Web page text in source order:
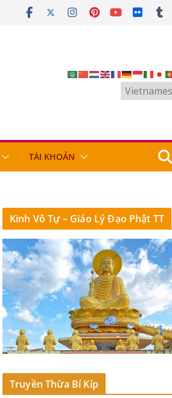
TÀI KHOẢN
Kinh Vô Tự – Giáo Lý Đạo Phật TT
Truyền Thừa Bí Kíp